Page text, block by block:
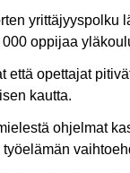
yrittäjyyspolku
oppijaa
että opettajat
kautta.
ohjelmat
työelämän